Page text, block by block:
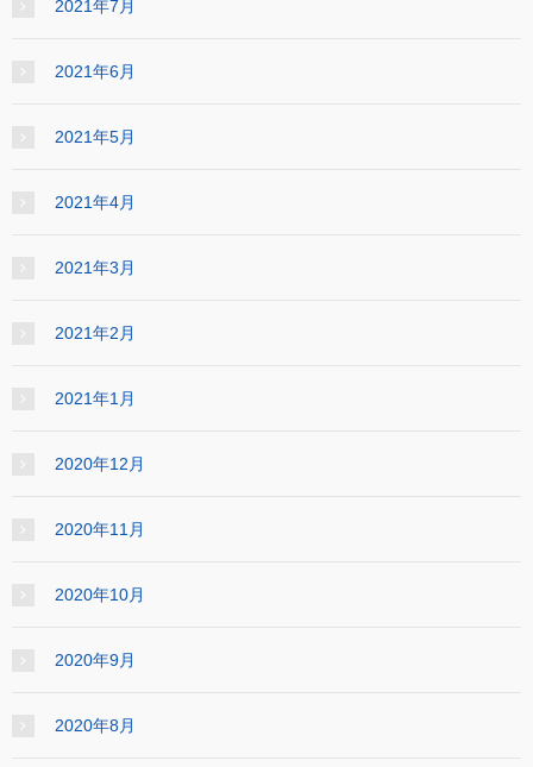
2021年7月
2021年6月
2021年5月
2021年4月
2021年3月
2021年2月
2021年1月
2020年12月
2020年11月
2020年10月
2020年9月
2020年8月